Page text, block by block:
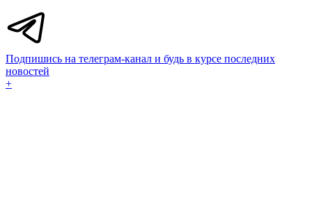
Подпишись на телеграм-канал и будь в курсе последних
новостей
+